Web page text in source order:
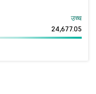
उच्च
24,677.05